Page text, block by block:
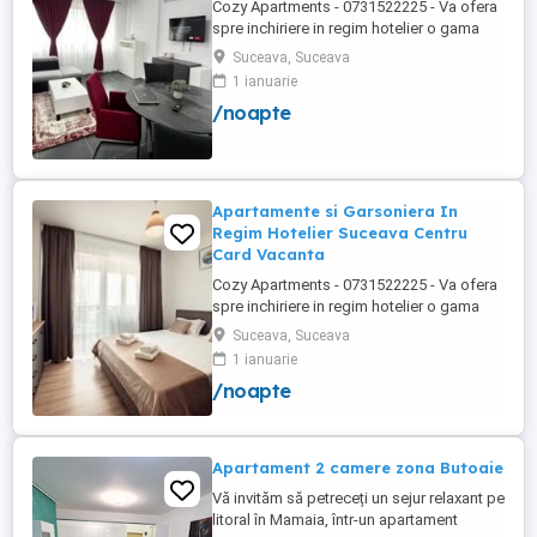
Cozy Apartments - 0731522225 - Va ofera
spre inchiriere in regim hotelier o gama
variata de apartamente si garsoniere
situate in puncte cheie ale orasului
Suceava: Bulevardul George Enescu. In
centrul Orasului pe Esplanada langa
Suceava, Suceava
1 ianuarie
/noapte
Apartamente si Garsoniera In
Regim Hotelier Suceava Centru
Card Vacanta
Cozy Apartments - 0731522225 - Va ofera
spre inchiriere in regim hotelier o gama
variata de apartamente si garsoniere
situate in puncte cheie ale orasului
Suceava: Bulevardul George Enescu. In
centrul Orasului pe Esplanada langa
Zamca Burdujeni Ipotesti Pentru ...
Suceava, Suceava
1 ianuarie
/noapte
Apartament 2 camere zona Butoaie
Vă invităm să petreceți un sejur relaxant pe
litoral în Mamaia, într-un apartament